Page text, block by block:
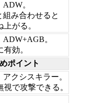
。
み合わせると
上がる。
。
効。
ポイント
クシスキラー。
視で攻撃できる。